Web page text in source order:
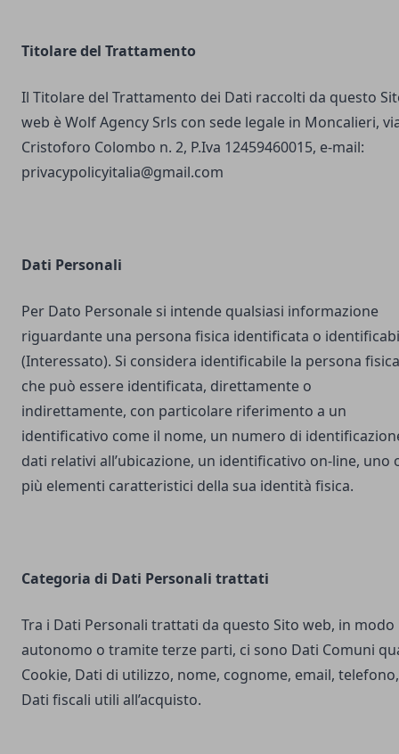
Titolare del Trattamento
Il Titolare del Trattamento dei Dati raccolti da questo
web è Wolf Agency Srls con sede legale in Moncalieri,
Cristoforo Colombo n. 2, P.Iva 12459460015, e-mail:
privacypolicyitalia@gmail.com
Dati Personali
Per Dato Personale si intende qualsiasi informazione
riguardante una persona fisica identificata o
(Interessato). Si considera identificabile la persona fisica
che può essere identificata, direttamente o
indirettamente, con particolare riferimento a un
identificativo come il nome, un numero di
dati relativi all’ubicazione, un identificativo on-line, uno
più elementi caratteristici della sua identità fisica.
Categoria di Dati Personali trattati
Tra i Dati Personali trattati da questo Sito web, in modo
autonomo o tramite terze parti, ci sono Dati Comuni
Cookie, Dati di utilizzo, nome, cognome, email, telefono,
Dati fiscali utili all’acquisto.